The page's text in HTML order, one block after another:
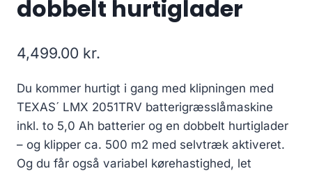
dobbelt hurtiglader
4,499.00 kr.
Du kommer hurtigt i gang med klipningen med
TEXAS´ LMX 2051TRV batterigræsslåmaskine
inkl. to 5,0 Ah batterier og en dobbelt hurtiglader
– og klipper ca. 500 m2 med selvtræk aktiveret.
Og du får også variabel kørehastighed, let